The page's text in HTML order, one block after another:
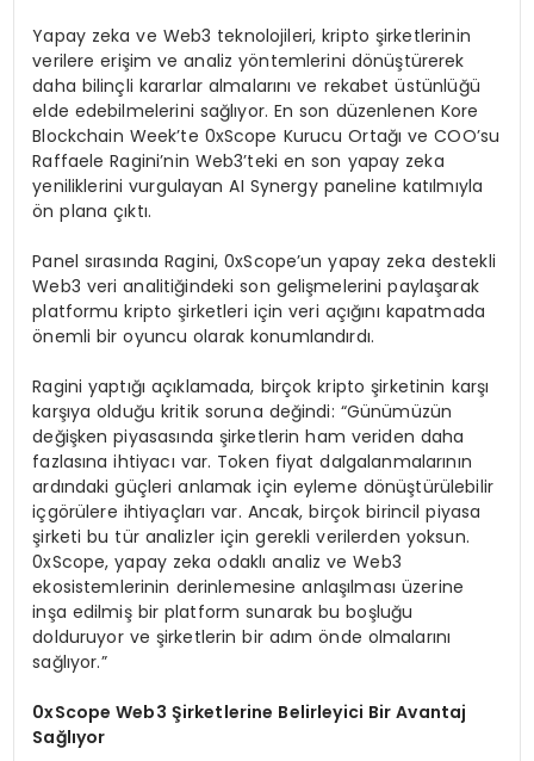
Yapay zeka ve Web3 teknolojileri, kripto şirketlerinin
verilere erişim ve analiz yöntemlerini dönüştürerek
daha bilinçli kararlar almalarını ve rekabet üstünlüğü
elde edebilmelerini sağlıyor. En son düzenlenen Kore
Blockchain Week’te 0xScope Kurucu Ortağı ve COO’su
Raffaele Ragini’nin Web3’teki en son yapay zeka
yeniliklerini vurgulayan AI Synergy paneline katılmıyla
ön plana çıktı.
Panel sırasında Ragini, 0xScope’un yapay zeka destekli
Web3 veri analitiğindeki son gelişmelerini paylaşarak
platformu kripto şirketleri için veri açığını kapatmada
önemli bir oyuncu olarak konumlandırdı.
Ragini yaptığı açıklamada, birçok kripto şirketinin karşı
karşıya olduğu kritik soruna değindi: “Günümüzün
değişken piyasasında şirketlerin ham veriden daha
fazlasına ihtiyacı var. Token fiyat dalgalanmalarının
ardındaki güçleri anlamak için eyleme dönüştürülebilir
içgörülere ihtiyaçları var. Ancak, birçok birincil piyasa
şirketi bu tür analizler için gerekli verilerden yoksun.
0xScope, yapay zeka odaklı analiz ve Web3
ekosistemlerinin derinlemesine anlaşılması üzerine
inşa edilmiş bir platform sunarak bu boşluğu
dolduruyor ve şirketlerin bir adım önde olmalarını
sağlıyor.”
0xScope Web3 Şirketlerine Belirleyici Bir Avantaj
Sağlıyor